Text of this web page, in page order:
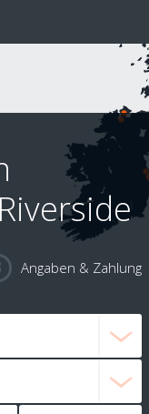
Angaben & Zahlung